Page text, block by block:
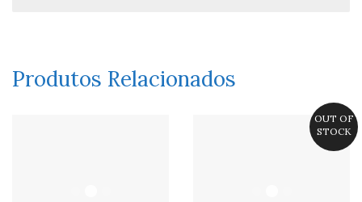
Produtos Relacionados
OUT OF
STOCK